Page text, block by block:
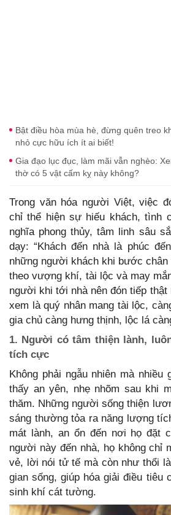
Bật điều hòa mùa hè, đừng quên treo
nhỏ cực hữu ích ít ai biết!
Gia đạo lục đục, làm mãi vẫn nghèo:
thờ có 5 vật cấm kỵ này không?
Trong văn hóa người Việt, việc
chỉ thể hiện sự hiếu khách, tình
nghĩa phong thủy, tâm linh sâu
dạy: “Khách đến nhà là phúc
những người khách khi bước
theo vượng khí, tài lộc và may
người khi tới nhà nên đón tiếp
xem là quý nhân mang tài lộc,
gia chủ càng hưng thịnh, lộc lá
1. Người có tâm thiện lành,
tích cực
Không phải ngẫu nhiên mà nhiều
thấy an yên, nhẹ nhõm sau khi
thăm. Những người sống thiện
sáng thường tỏa ra năng lượng
mát lành, an ổn đến nơi họ đặt
người này đến nhà, họ không chỉ
vẻ, lời nói tử tế mà còn như thổi
gian sống, giúp hóa giải điều tiêu
sinh khí cát tường.